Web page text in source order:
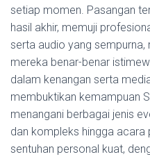
setiap momen. Pasangan
hasil akhir, memuji
serta audio yang
mereka benar-benar
dalam kenangan serta
membuktikan kemampuan
menangani berbagai jenis
dan kompleks hingga acara
sentuhan personal kuat,